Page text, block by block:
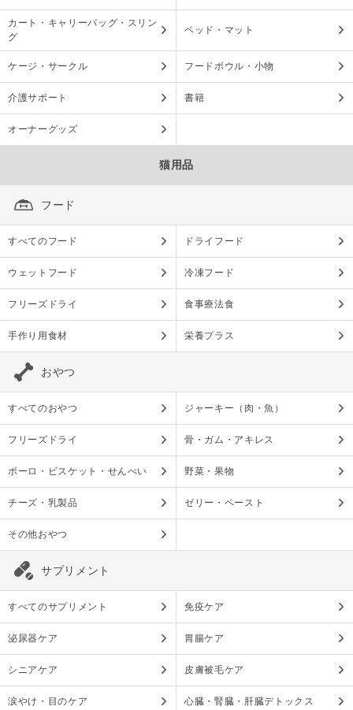
カート・キャリーバッグ・スリン
グ
ベッド・マット
ケージ・サークル フードボウル・小物
介護サポート 書籍
オーナーグッズ
猫用品
フード
すべてのフード ドライフード
ウェットフード 冷凍フード
フリーズドライ 食事療法食
手作り用食材 栄養プラス
おやつ
すべてのおやつ ジャーキー（肉・魚）
フリーズドライ 骨・ガム・アキレス
ボーロ・ビスケット・せんべい 野菜・果物
チーズ・乳製品 ゼリー・ペースト
その他おやつ
サプリメント
すべてのサプリメント 免疫ケア
泌尿器ケア 胃腸ケア
シニアケア 皮膚被毛ケア
涙やけ・目のケア 心臓・腎臓・肝臓デトックス